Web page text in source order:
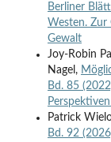
Berliner
Westen. Zur
Gewalt
Joy-Robin
Nagel,
Bd. 85
Patrick
Bd. 92